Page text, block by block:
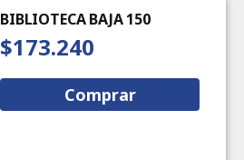
BIBLIOTECA BAJA 150
$173.240
Comprar